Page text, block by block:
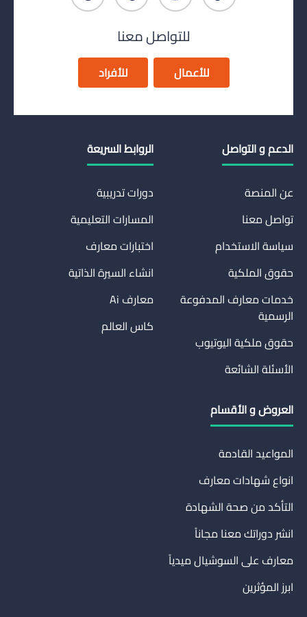
للتواصل معنا
للأعمال للأفراد
الدعم و التواصل
عن المنصة
تواصل معنا
سياسة الاستخدام
حقوق الملكية
خدمات معارف المدفوعة
الرسمية
حقوق ملكية اليوتيوب
الأسئلة الشائعة
الروابط السريعة
دورات تدريبية
المسارات التعليمية
اختبارات معارف
انشاء السيرة الذاتية
معارف Ai
كاس العالم
العروض و الأقسام
المواعيد القادمة
انواع شهادات معارف
التأكد من صحة الشهادة
انشر دوراتك معنا مجاناً
معارف على السوشيال ميدياً
ابرز المؤثرين